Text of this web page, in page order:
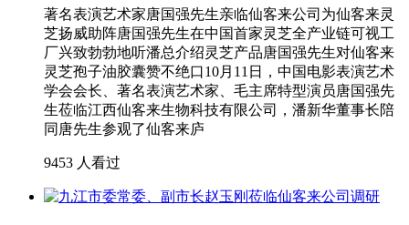
著名表演艺术家唐国强先生亲临仙客来公司为仙客来灵
芝扬威助阵唐国强先生在中国首家灵芝全产业链可视工
厂兴致勃勃地听潘总介绍灵芝产品唐国强先生对仙客来
灵芝孢子油胶囊赞不绝口10月11日，中国电影表演艺术
学会会长、著名表演艺术家、毛主席特型演员唐国强先
生莅临江西仙客来生物科技有限公司，潘新华董事长陪
同唐先生参观了仙客来庐
9453 人看过